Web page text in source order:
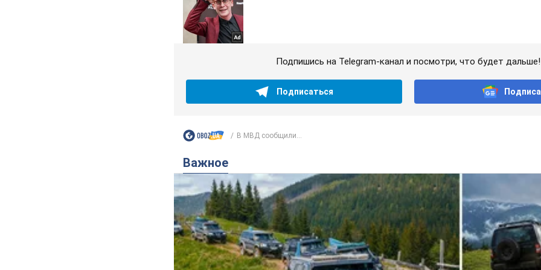
Подпишись на Telegram-канал и посмотри, что будет дальше!
Подписаться
В МВД сообщили...
Важное